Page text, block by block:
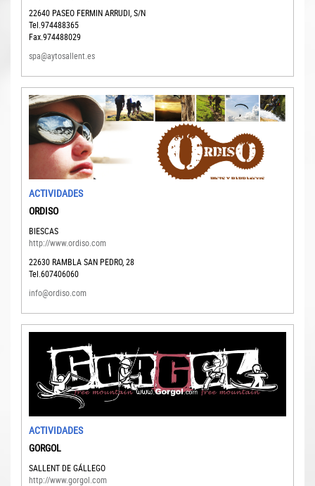
22640 PASEO FERMIN ARRUDI, S/N
Tel.974488365
Fax.974488029
spa@aytosallent.es
ACTIVIDADES
ORDISO
BIESCAS
http://www.ordiso.com
22630 RAMBLA SAN PEDRO, 28
Tel.607406060
info@ordiso.com
ACTIVIDADES
GORGOL
SALLENT DE GÁLLEGO
http://www.gorgol.com